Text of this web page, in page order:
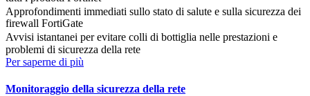
Approfondimenti immediati sullo stato di salute e sulla sicurezza dei
firewall FortiGate
Avvisi istantanei per evitare colli di bottiglia nelle prestazioni e
problemi di sicurezza della rete
Per saperne di più
Monitoraggio della sicurezza della rete